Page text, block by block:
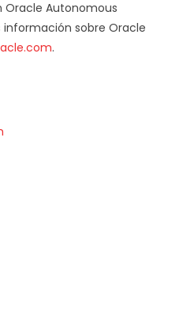
Oracle Autonomous
sobre Oracle
.